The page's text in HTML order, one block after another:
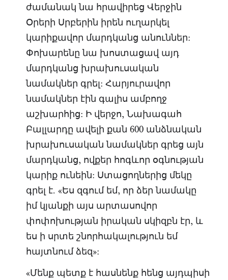
ժամանակ նա հրավիրեց Վերջին
Օրերի Սրբերին իրեն ուղարկել
կարիքավոր մարդկանց անուններ:
Փոխարենը նա խոստացավ այդ
մարդկանց խրախուսական
նամակներ գրել: Հարյուրավոր
նամակներ էին գալիս ամբողջ
աշխարհից: Ի վերջո, Նախագահ
Բալլարդը ավելի քան 600 անձնական
խրախուսական նամակներ գրեց այն
մարդկանց, ովքեր հոգևոր օգնության
կարիք ունեին: Ստացողներից մեկը
գրել է. «Ես զգում եմ, որ ձեր նամակը
իմ կյանքի այս արտասովոր
փոփոխության իրական սկիզբն էր, և
ես ի սրտե շնորհակալություն եմ
հայտնում ձեզ»:
«Մենք պետք է հասնենք հենց այդպիսի